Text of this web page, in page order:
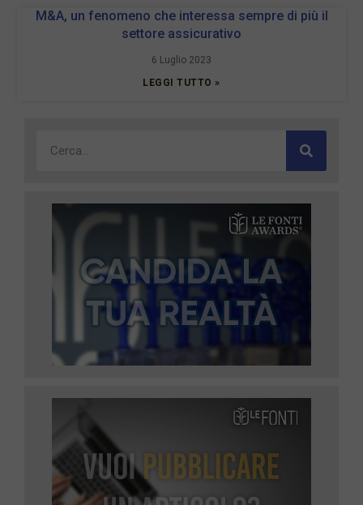
M&A, un fenomeno che interessa sempre di più il
settore assicurativo
6 Luglio 2023
LEGGI TUTTO »